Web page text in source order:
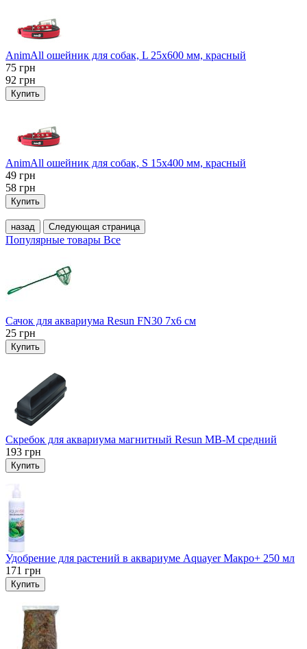
AnimAll ошейник для собак, L 25x600 мм, красный
75 грн
92 грн
Купить
AnimAll ошейник для собак, S 15х400 мм, красный
49 грн
58 грн
Купить
назад Следующая страница
Популярные товары Все
Сачок для аквариума Resun FN30 7х6 см
25 грн
Купить
Скребок для аквариума магнитный Resun MB-M средний
193 грн
Купить
Удобрение для растений в аквариуме Aquayer Макро+ 250 мл
171 грн
Купить